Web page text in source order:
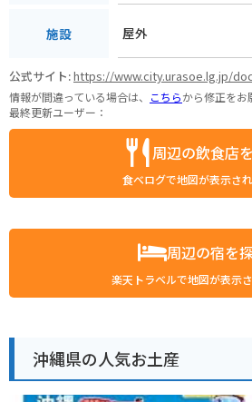
施設 屋外
公式サイト:https://www.city.urasoe.lg.jp/
情報が間違っている場合は、 こちらから修正をお
最終更新ユーザー：
周辺の飲食店
食べログで地図が表示され
周辺の宿を
楽天トラベルで地図が表示さ
沖縄県の人気お土産